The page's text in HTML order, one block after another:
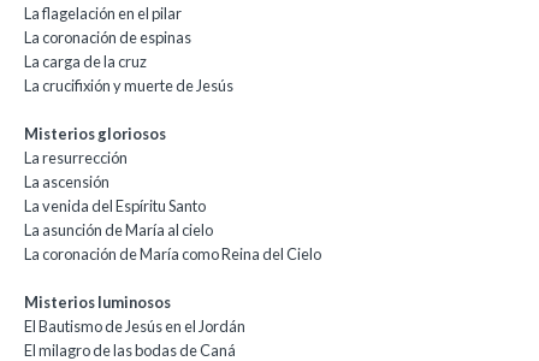
La flagelación en el pilar
La coronación de espinas
La carga de la cruz
La crucifixión y muerte de Jesús
Misterios gloriosos
La resurrección
La ascensión
La venida del Espíritu Santo
La asunción de María al cielo
La coronación de María como Reina del Cielo
Misterios luminosos
El Bautismo de Jesús en el Jordán
El milagro de las bodas de Caná